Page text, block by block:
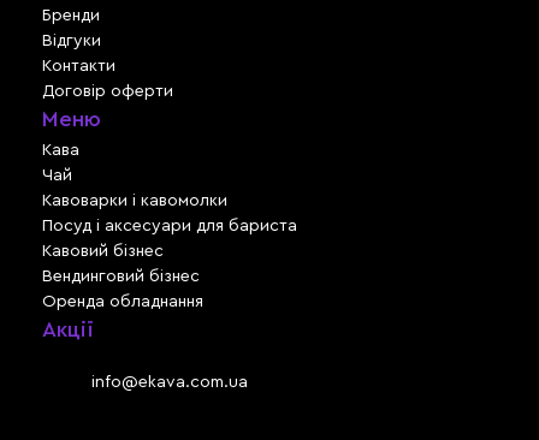
Бренди
Відгуки
Контакти
Договір оферти
Меню
Кава
Чай
Кавоварки і кавомолки
Посуд і аксесуари для бариста
Кавовий бізнес
Вендинговий бізнес
Оренда обладнання
Акції
info@ekava.com.ua